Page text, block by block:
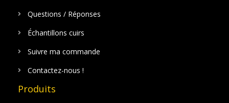
Questions / Réponses
Échantillons cuirs
Suivre ma commande
Contactez-nous !
Produits